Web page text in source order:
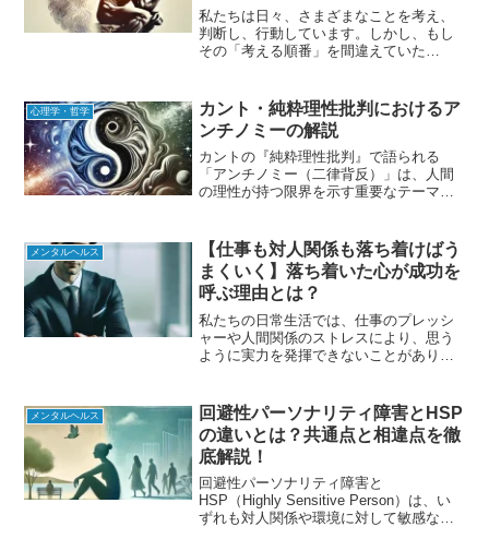
私たちは日々、さまざまなことを考え、
判断し、行動しています。しかし、もし
その「考える順番」を間違えていた
ついて初心者にもわかりやすく解説しま
す。なぜ思考の順番が大事なの...
心理学・哲学
カント・純粋理性批判におけるア
ンチノミーの解説
カントの『純粋理性批判』で語られる
「アンチノミー（二律背反）」は、人間
の理性が持つ限界を示す重要なテーマで
法について詳しく解説します。アンチノ
ミーとは何かアンチノミー...
メンタルヘルス
【仕事も対人関係も落ち着けばう
まくいく】落ち着いた心が成功を
呼ぶ理由とは？
私たちの日常生活では、仕事のプレッシ
ャーや人間関係のストレスにより、思う
ように実力を発揮できないことがありま
うまくいく』です。本書では、 「落ち着
いた心こそが最高のパフ...
メンタルヘルス
回避性パーソナリティ障害とHSP
の違いとは？共通点と相違点を徹
底解説！
回避性パーソナリティ障害と
HSP（Highly Sensitive Person）は、い
ずれも対人関係や環境に対して敏感な反